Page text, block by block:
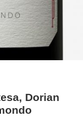
Dorian